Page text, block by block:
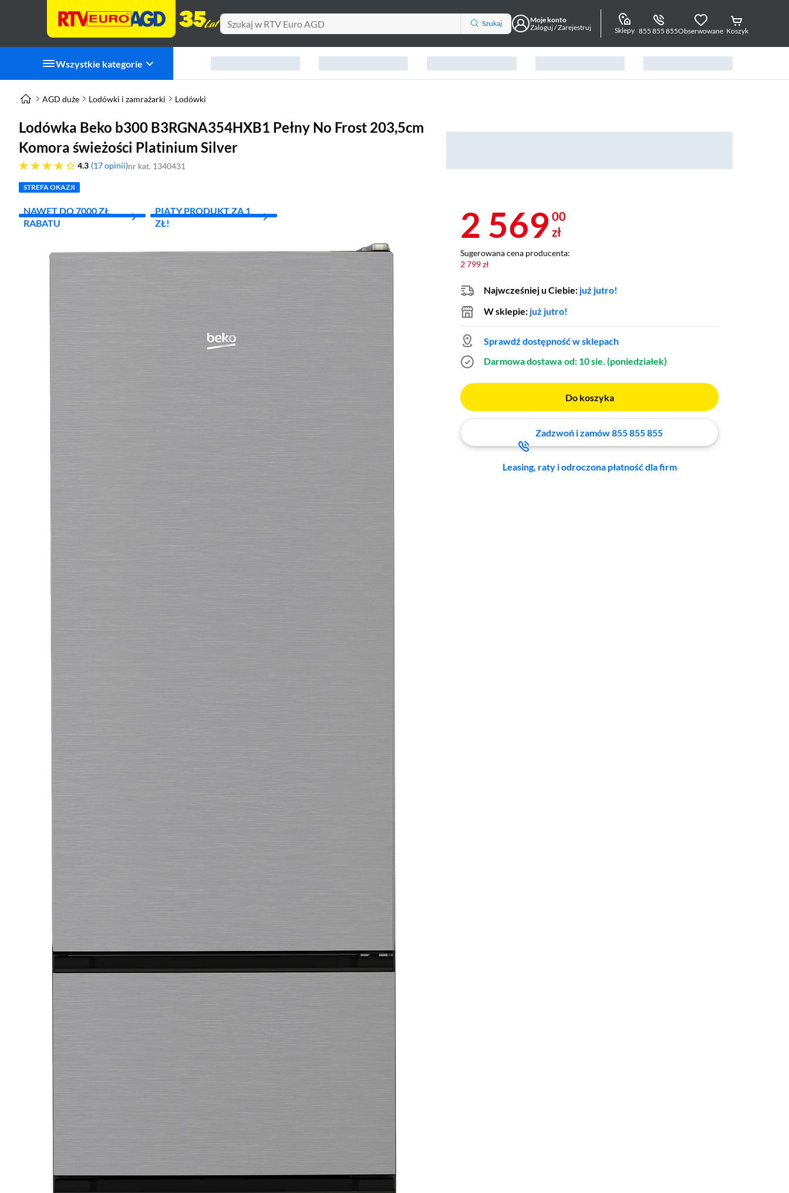
Szukaj
Moje konto
Zaloguj / Zarejestruj
Sklepy 855 855 855Obserwowane Koszyk
Wszystkie kategorie
AGD duże Lodówki i zamrażarki Lodówki
Lodówka Beko b300 B3RGNA354HXB1 Pełny No Frost 203,5cm
Komora świeżości Platinium Silver
4.3
4.3 gwiazdek 17 opinii nr kat. 1340431
STREFA OKAZJI
NAWET DO 7000 ZŁ
RABATU
PIĄTY PRODUKT ZA 1
ZŁ!
2 569 00
zł
Sugerowana cena producenta:
2 799 zł
Najwcześniej u Ciebie: już jutro!
W sklepie: już jutro!
Sprawdź dostępność w sklepach
Darmowa dostawa od: 10 sie. (poniedziałek)
Do koszyka
Zadzwoń i zamów 855 855 855
Leasing, raty i odroczona płatność dla firm